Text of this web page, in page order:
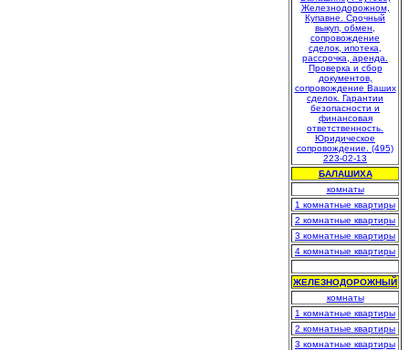
БАЛАШИХА
комнаты
1 комнатные квартиры
2 комнатные квартиры
3 комнатные квартиры
4 комнатные квартиры
ЖЕЛЕЗНОДОРОЖНЫЙ
комнаты
1 комнатные квартиры
2 комнатные квартиры
3 комнатные квартиры